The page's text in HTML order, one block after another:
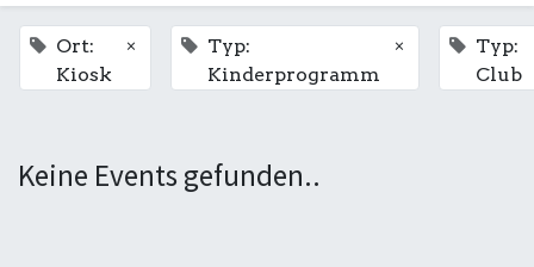
Ort:
Kiosk
×
Typ:
Kinderprogramm
×
Typ:
Club
Keine Events gefunden..